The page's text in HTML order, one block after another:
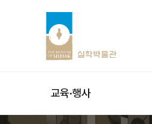
교육·행사